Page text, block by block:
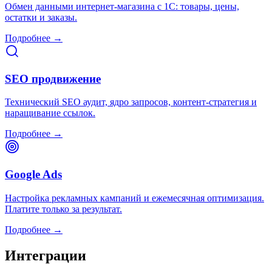
Обмен данными интернет-магазина с 1С: товары, цены,
остатки и заказы.
Подробнее →
SEO продвижение
Технический SEO аудит, ядро запросов, контент-стратегия и
наращивание ссылок.
Подробнее →
Google Ads
Настройка рекламных кампаний и ежемесячная оптимизация.
Платите только за результат.
Подробнее →
Интеграции